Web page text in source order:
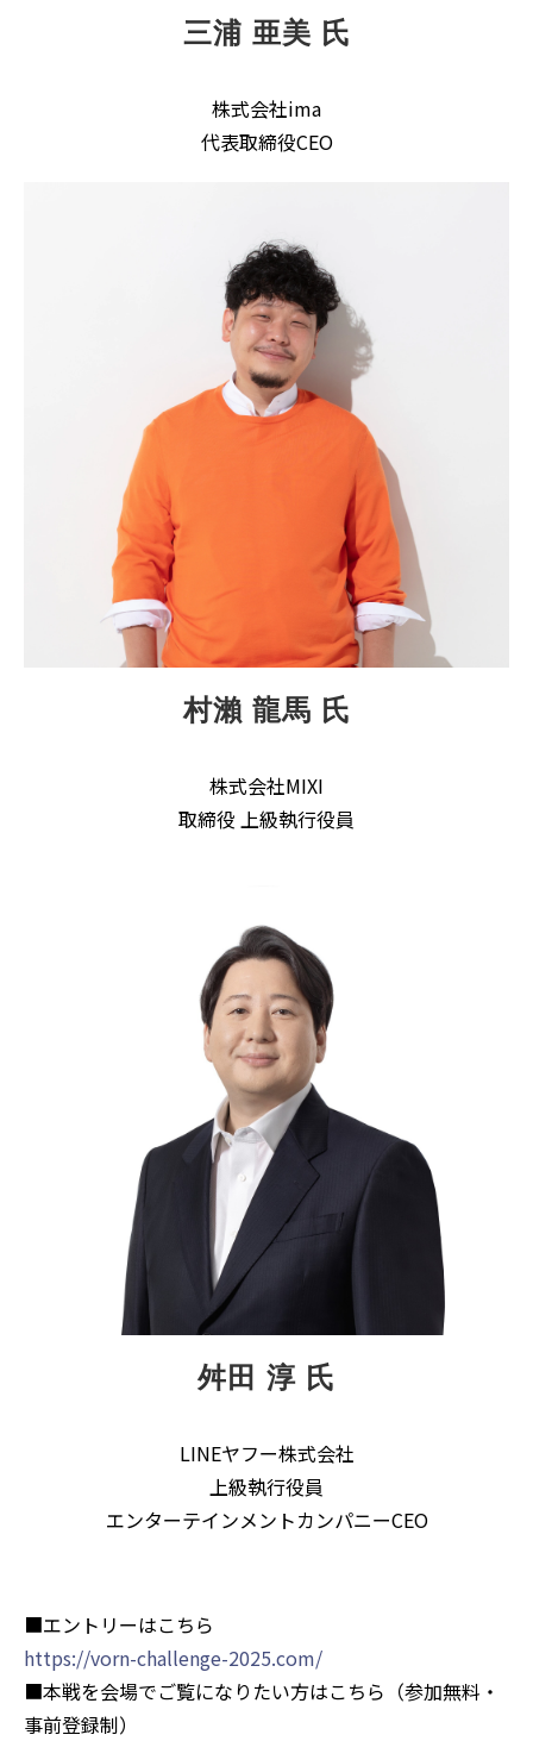
三浦 亜美 氏
株式会社ima
代表取締役CEO
村瀨 龍馬 氏
株式会社MIXI
取締役 上級執行役員
舛田 淳 氏
LINEヤフー株式会社
上級執行役員
エンターテインメントカンパニーCEO
■エントリーはこちら
https://vorn-challenge-2025.com/
■本戦を会場でご覧になりたい方はこちら（参加無料・
事前登録制）